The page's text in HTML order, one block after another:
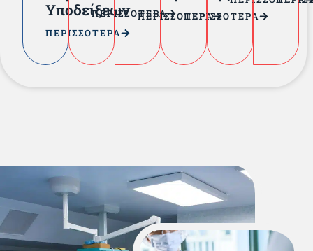
Υποδείξεων
ΠΕΡΙΣΣΟΤΕΡΑ
ΠΕΡΙΣΣΟΤΕΡΑΠΕΡΙΣΣΟΤΕΡΑΠΕΡΙΣΣΟΤΕΡΑ